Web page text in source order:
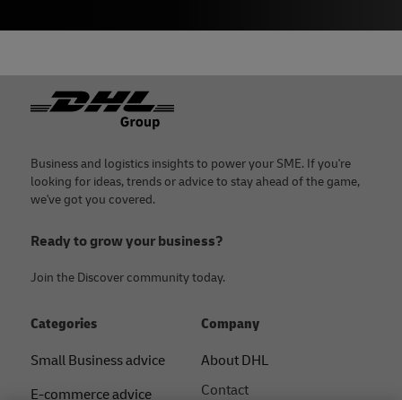
Footer
Business and logistics insights to power your SME. If you're
looking for ideas, trends or advice to stay ahead of the game,
we've got you covered.
Ready to grow your business?
Join the Discover community today.
Categories
Small Business advice
E-commerce advice
Company
About DHL
Contact